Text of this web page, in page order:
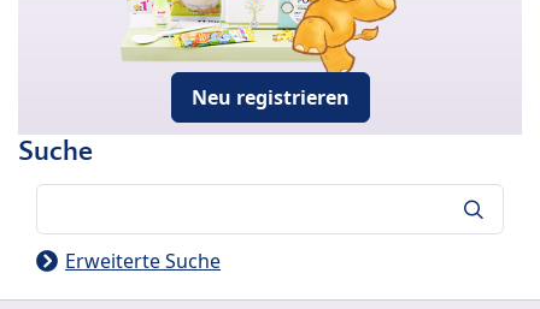
Neu registrieren
Suche
Erweiterte Suche